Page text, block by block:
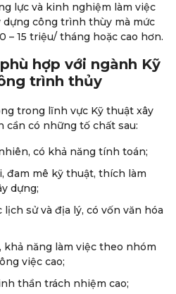
lực và kinh nghiệm làm việc
công trình thùy mà mức
– 15 triệu/ tháng hoặc cao hơn.
hợp với ngành Kỹ
trình thủy
trong lĩnh vực Kỹ thuật xây
có những tố chất sau:
có khả năng tính toán;
đam mê kỹ thuật, thích làm
dựng;
sử và địa lý, có vốn văn hóa
năng làm việc theo nhóm
việc cao;
thần trách nhiệm cao;